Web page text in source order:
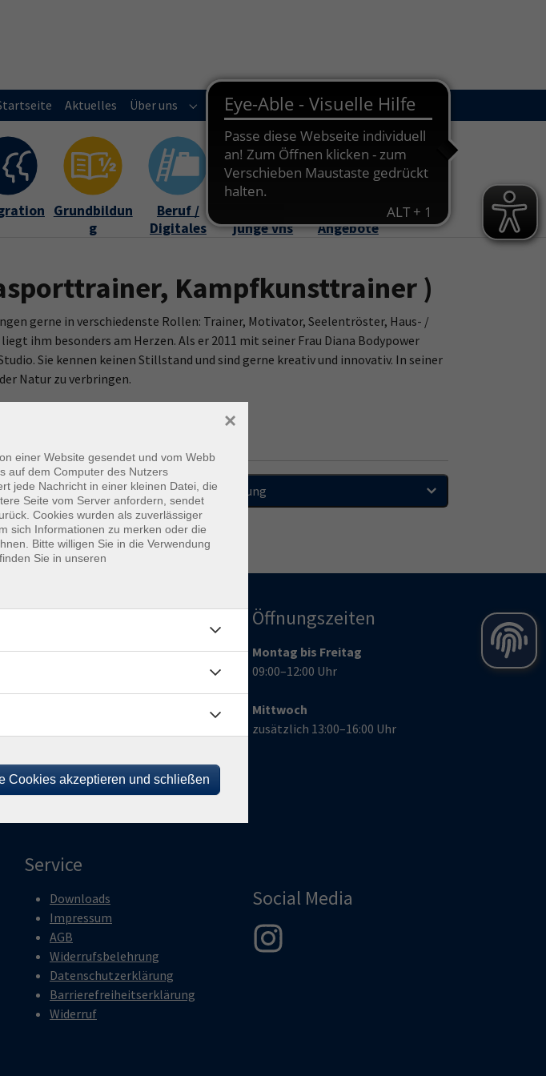
Aktuelles Über uns Submenu for "Über uns"
Kursleitungen Submenu for "Kursleitungen"
Newsletter Kontakt
Grundbildun
g
Beruf /
Digitales
junge vhs
Angebote
Kampfkunsttrainer )
gerne in verschiedenste Rollen: Trainer, Motivator, Seelentröster, Haus- /
ihm besonders am Herzen. Als er 2011 mit seiner Frau Diana Bodypower
Sie kennen keinen Stillstand und sind gerne kreativ und innovativ. In seiner
Natur zu verbringen.
Sortierung
Volkshochschule
Telefax:09331 20743
E-Mail:info@vhs-ochsenfurt.de
Öffnungszeiten
Montag bis Freitag
09:00–12:00 Uhr
Mittwoch
zusätzlich 13:00–16:00 Uhr
Service
Downloads
Impressum
AGB
Widerrufsbelehrung
Datenschutzerklärung
Barrierefreiheitserklärung
Widerruf
Social Media
einer Website gesendet und vom Webb
auf dem Computer des Nutzers
jede Nachricht in einer kleinen Datei, die
Seite vom Server anfordern, sendet
Cookies wurden als zuverlässiger
sich Informationen zu merken oder die
Bitte willigen Sie in die Verwendung
Sie in unseren
×
Cookies akzeptieren und schließen